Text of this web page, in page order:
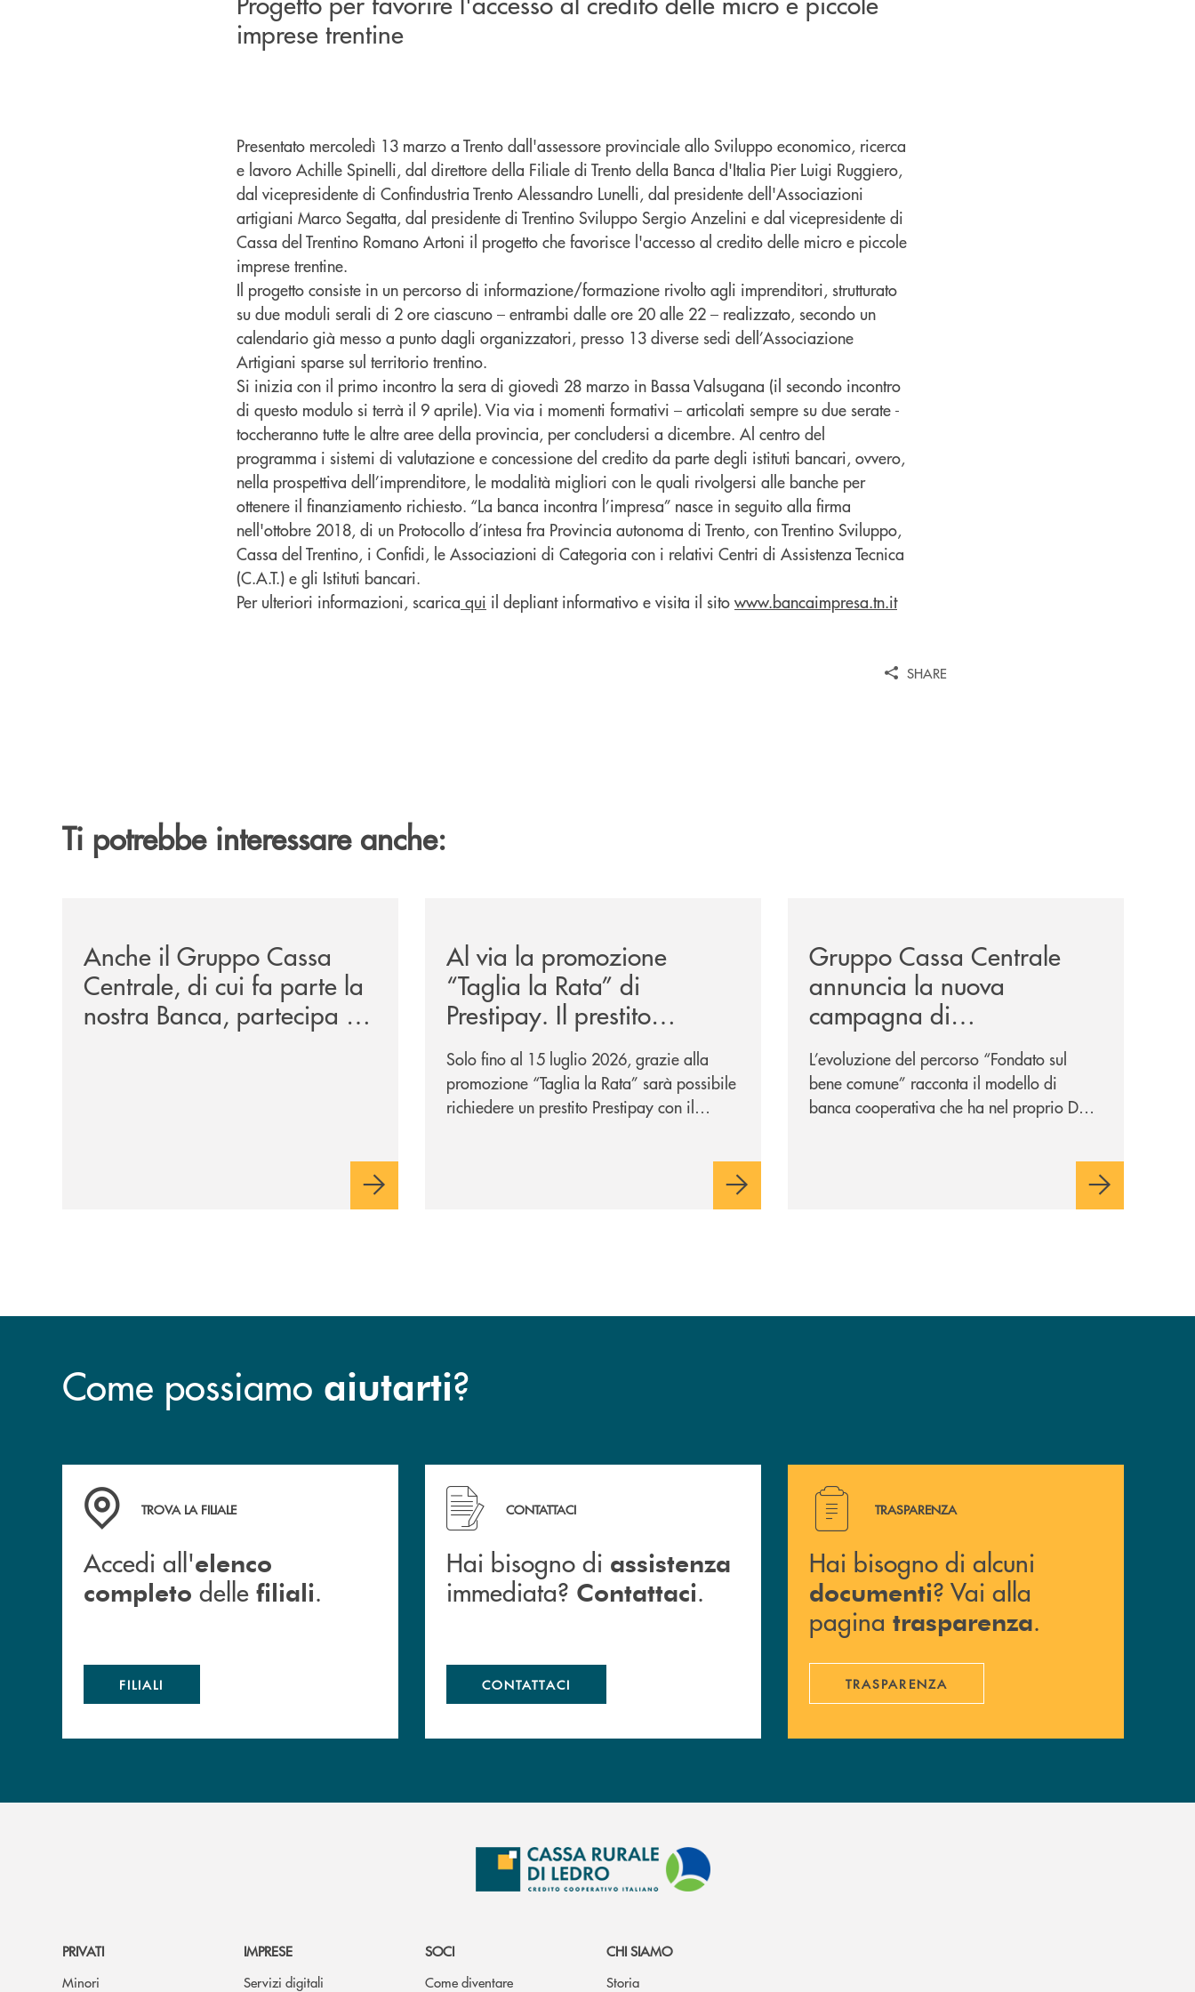
imprese trentine
Presentato mercoledì 13 marzo a Trento dall'assessore provinciale allo Sviluppo economico, ricerca
e lavoro Achille Spinelli, dal direttore della Filiale di Trento della Banca d'Italia Pier Luigi Ruggiero,
dal vicepresidente di Confindustria Trento Alessandro Lunelli, dal presidente dell'Associazioni
artigiani Marco Segatta, dal presidente di Trentino Sviluppo Sergio Anzelini e dal vicepresidente di
Cassa del Trentino Romano Artoni il progetto che favorisce l'accesso al credito delle micro e piccole
imprese trentine.
Il progetto consiste in un percorso di informazione/formazione rivolto agli imprenditori, strutturato
su due moduli serali di 2 ore ciascuno – entrambi dalle ore 20 alle 22 – realizzato, secondo un
calendario già messo a punto dagli organizzatori, presso 13 diverse sedi dell’Associazione
Artigiani sparse sul territorio trentino.
Si inizia con il primo incontro la sera di giovedì 28 marzo in Bassa Valsugana (il secondo incontro
di questo modulo si terrà il 9 aprile). Via via i momenti formativi – articolati sempre su due serate -
toccheranno tutte le altre aree della provincia, per concludersi a dicembre. Al centro del
programma i sistemi di valutazione e concessione del credito da parte degli istituti bancari, ovvero,
nella prospettiva dell’imprenditore, le modalità migliori con le quali rivolgersi alle banche per
ottenere il finanziamento richiesto. “La banca incontra l’impresa” nasce in seguito alla firma
nell'ottobre 2018, di un Protocollo d’intesa fra Provincia autonoma di Trento, con Trentino Sviluppo,
Cassa del Trentino, i Confidi, le Associazioni di Categoria con i relativi Centri di Assistenza Tecnica
(C.A.T.) e gli Istituti bancari.
Per ulteriori informazioni, scarica qui il depliant informativo e visita il sito www.bancaimpresa.tn.it
SHARE
Ti potrebbe interessare anche:
Anche il Gruppo Cassa
Centrale, di cui fa parte la
nostra Banca, partecipa a
EUR.BANK, il progetto di
Al via la promozione
“Taglia la Rata” di
Prestipay. Il prestito
personale che si fa in due
per te!
Solo fino al 15 luglio 2026, grazie alla
promozione “Taglia la Rata” sarà possibile
richiedere un prestito Prestipay con il
Gruppo Cassa Centrale
annuncia la nuova
campagna di
comunicazione
nazionale: “Oggi si dice
ESG. Per noi è fare la cosa
L’evoluzione del percorso “Fondato sul
bene comune” racconta il modello di
banca cooperativa che ha nel proprio DNA
Come possiamo aiutarti?
Accedi all' elenco completo delle filiali .
TROVA LA FILIALE
Accedi all'elenco
completo delle filiali.
FILIALI
Hai bisogno di assistenza immediata? Contattaci .
CONTATTACI
Hai bisogno di assistenza
immediata? Contattaci.
CONTATTACI
Hai bisogno di alcuni documenti ? Vai alla pagina
TRASPARENZA
Hai bisogno di alcuni
documenti? Vai alla
pagina trasparenza.
TRASPARENZA
PRIVATI
Minori
IMPRESE
Servizi digitali
SOCI
Come diventare
CHI SIAMO
Storia